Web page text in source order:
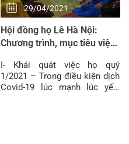
29/04/2021
Hội đồng họ Lê Hà Nội:
Chương trình, mục tiêu việc
I- Khái quát việc họ quý
1/2021 – Trong điều kiện dịch
Covid-19 lúc mạnh lúc yếu,